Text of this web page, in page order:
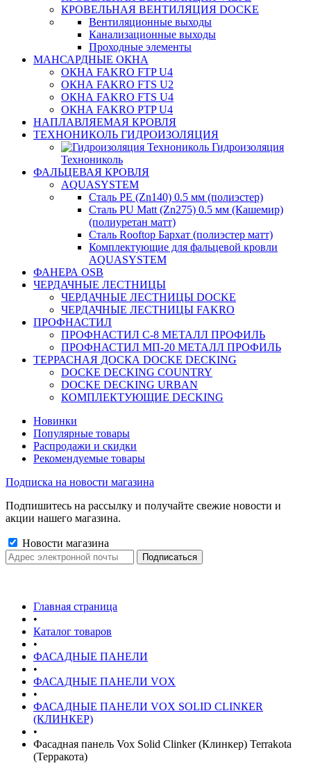
КРОВЕЛЬНАЯ ВЕНТИЛЯЦИЯ DOCKE
Вентиляционные выходы
Канализационные выходы
Проходные элементы
МАНСАРДНЫЕ ОКНА
ОКНА FAKRO FTP U4
ОКНА FAKRO FTS U2
ОКНА FAKRO FTS U4
ОКНА FAKRO PTP U4
НАПЛАВЛЯЕМАЯ КРОВЛЯ
ТЕХНОНИКОЛЬ ГИДРОИЗОЛЯЦИЯ
Гидроизоляция
Технониколь
ФАЛЬЦЕВАЯ КРОВЛЯ
AQUASYSTEM
Сталь PE (Zn140) 0.5 мм (полиэстер)
Сталь PU Matt (Zn275) 0.5 мм (Кашемир)
(полиуретан матт)
Сталь Rooftop Бархат (полиэстер матт)
Комплектующие для фальцевой кровли
AQUASYSTEM
ФАНЕРА OSB
ЧЕРДАЧНЫЕ ЛЕСТНИЦЫ
ЧЕРДАЧНЫЕ ЛЕСТНИЦЫ DOCKE
ЧЕРДАЧНЫЕ ЛЕСТНИЦЫ FAKRO
ПРОФНАСТИЛ
ПРОФНАСТИЛ C-8 МЕТАЛЛ ПРОФИЛЬ
ПРОФНАСТИЛ МП-20 МЕТАЛЛ ПРОФИЛЬ
ТЕРРАСНАЯ ДОСКА DOCKE DECKING
DOCKE DECKING COUNTRY
DOCKE DECKING URBAN
КОМПЛЕКТУЮЩИЕ DECKING
Новинки
Популярные товары
Распродажи и скидки
Рекомендуемые товары
Подписка на новости магазина
Подпишитесь на рассылку и получайте свежие новости и
акции нашего магазина.
Новости магазина
Главная страница
•
Каталог товаров
•
ФАСАДНЫЕ ПАНЕЛИ
•
ФАСАДНЫЕ ПАНЕЛИ VOX
•
ФАСАДНЫЕ ПАНЕЛИ VOX SOLID CLINКER
(КЛИНКЕР)
•
Фасадная панель Vox Solid Clinker (Клинкер) Terrakota
(Терракота)